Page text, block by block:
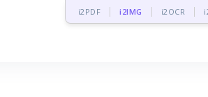
i2PDF i2IMG i2OCR